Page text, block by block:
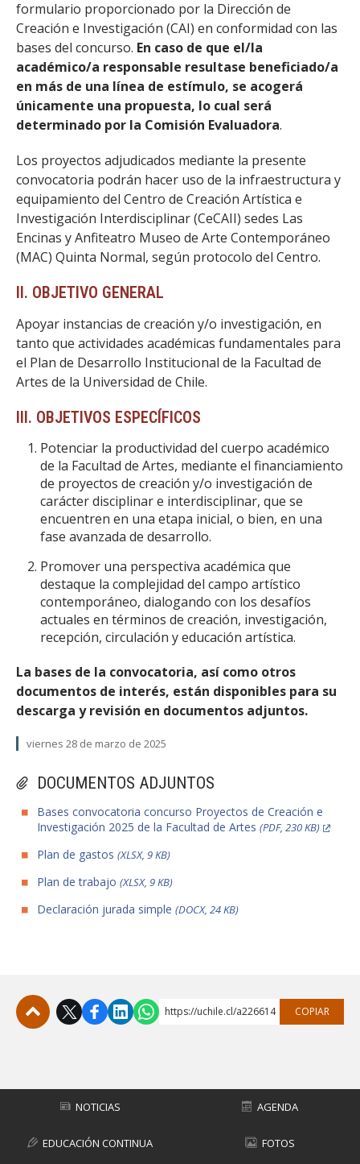
DOCUMENTOS ADJUNTOS
Bases convocatoria concurso Proyectos de Creación e
Investigación 2025 de la Facultad de Artes (PDF, 230 KB)
Plan de gastos (XLSX, 9 KB)
Plan de trabajo (XLSX, 9 KB)
Declaración jurada simple (DOCX, 24 KB)
formulario proporcionado por la Dirección de
Creación e Investigación (CAI) en conformidad con las
bases del concurso. En caso de que el/la
académico/a responsable resultase beneficiado/a
en más de una línea de estímulo, se acogerá
únicamente una propuesta, lo cual será
determinado por la Comisión Evaluadora.
Los proyectos adjudicados mediante la presente
convocatoria podrán hacer uso de la infraestructura y
equipamiento del Centro de Creación Artística e
Investigación Interdisciplinar (CeCAII) sedes Las
Encinas y Anfiteatro Museo de Arte Contemporáneo
(MAC) Quinta Normal, según protocolo del Centro.
II. OBJETIVO GENERAL
Apoyar instancias de creación y/o investigación, en
tanto que actividades académicas fundamentales para
el Plan de Desarrollo Institucional de la Facultad de
Artes de la Universidad de Chile.
III. OBJETIVOS ESPECÍFICOS
Potenciar la productividad del cuerpo académico
de la Facultad de Artes, mediante el financiamiento
de proyectos de creación y/o investigación de
carácter disciplinar e interdisciplinar, que se
encuentren en una etapa inicial, o bien, en una
fase avanzada de desarrollo.
Promover una perspectiva académica que
destaque la complejidad del campo artístico
contemporáneo, dialogando con los desafíos
actuales en términos de creación, investigación,
recepción, circulación y educación artística.
La bases de la convocatoria, así como otros
documentos de interés, están disponibles para su
descarga y revisión en documentos adjuntos.
viernes 28 de marzo de 2025
https://uchile.cl/a226614 COPIAR
NOTICIAS AGENDA
EDUCACIÓN CONTINUA FOTOS